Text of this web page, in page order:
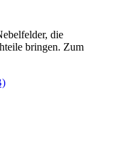
die
bringen. Zum